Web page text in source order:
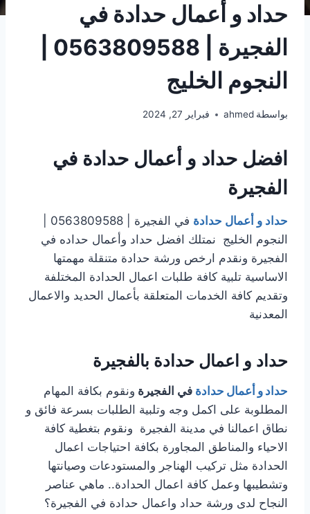
حداد و أعمال حدادة في
النجوم الخليج
بواسطة ahmed فبراير 27, 2024
افضل حداد و أعمال حدادة في
الفجيرة
حداد و أعمال حدادة
النجوم الخليج نمتلك افضل حداد وأعمال حداده في
الفجيرة ونقدم ارخص ورشة حدادة متنقلة مهمتها
الاساسية تلبية كافة طلبات اعمال الحدادة المختلفة
وتقديم كافة الخدمات المتعلقة بأعمال الحديد والاعمال
المعدنية
حداد و اعمال حدادة بالفجيرة
حداد و أعمال حدادة في الفجيرة ونقوم بكافة المهام
المطلوبة على اكمل وجه وتلبية الطلبات بسرعة فائق و
نطاق اعمالنا في مدينة الفجيرة ونقوم بتغطية كافة
الاحياء والمناطق المجاورة بكافة احتياجات اعمال
الحدادة مثل تركيب الهناجر والمستودعات وصيانتها
وتشطيبها وعمل كافة اعمال الحدادة.. ماهي عناصر
النجاح لدى ورشة حداد واعمال حدادة في الفجيرة؟